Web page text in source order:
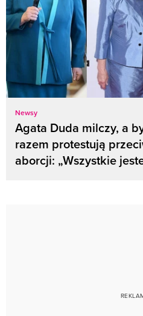
Newsy
Agata Duda milczy, a
razem protestują
aborcji: „Wszystkie